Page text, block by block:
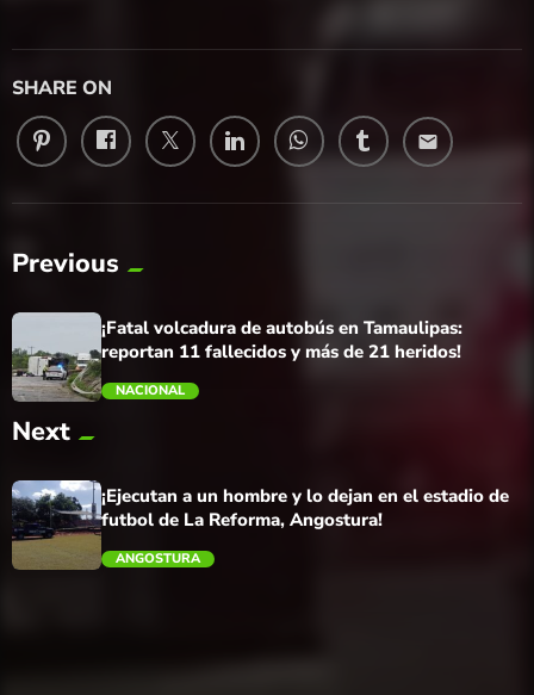
SHARE ON
email
Previous
trending_flat
¡Fatal volcadura de autobús en Tamaulipas:
reportan 11 fallecidos y más de 21 heridos!
NACIONAL
Next
¡Ejecutan a un hombre y lo dejan en el estadio de
futbol de La Reforma, Angostura!
ANGOSTURA